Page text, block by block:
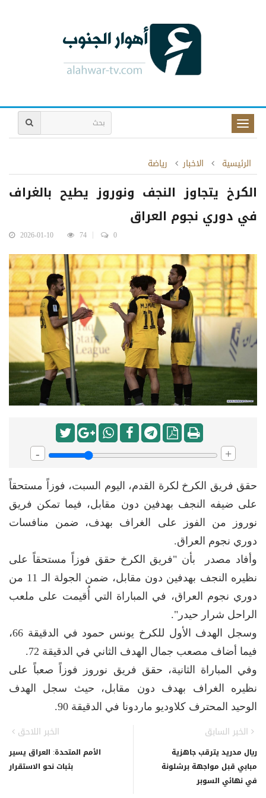
Toggle
الرئيسية
الاخبار رياضة
الكرخ يتجاوز النجف ونوروز يطيح بالغراف
في دوري نجوم العراق
2026-01-10 74 0
- +
حقق فريق الكرخ لكرة القدم، اليوم السبت، فوزاً مستحقاً
على ضيفه النجف بهدفين دون مقابل، فيما تمكن فريق
نوروز من الفوز على الغراف بهدف، ضمن منافسات
دوري نجوم العراق.
وأفاد مصدر بأن "فريق الكرخ حقق فوزاً مستحقاً على
نظيره النجف بهدفين دون مقابل، ضمن الجولة الـ 11 من
دوري نجوم العراق، في المباراة التي أُقيمت على ملعب
الراحل شرار حيدر".
وسجل الهدف الأول للكرخ يونس حمود في الدقيقة 66،
فيما أضاف مصعب جمال الهدف الثاني في الدقيقة 72.
وفي المباراة الثانية، حقق فريق نوروز فوزاً صعباً على
نظيره الغراف بهدف دون مقابل، حيث سجل الهدف
الوحيد المحترف كلاوديو ماردونا في الدقيقة 90.
الخبر اللاحق
الأمم المتحدة: العراق يسير
بثبات نحو الاستقرار
الخبر السابق
ريال مدريد يترقب جاهزية
مبابي قبل مواجهة برشلونة
في نهائي السوبر